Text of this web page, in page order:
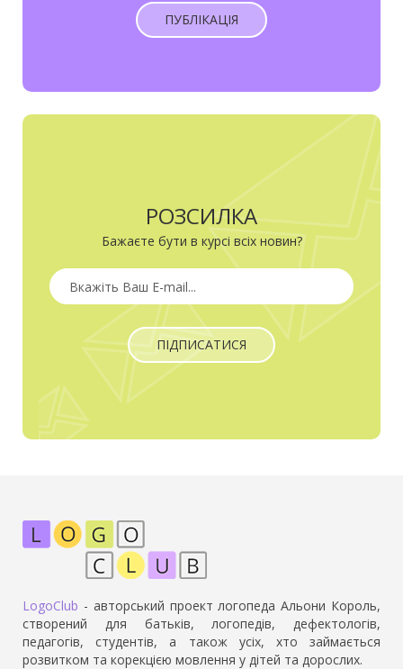
ПУБЛІКАЦІЯ
РОЗСИЛКА
Бажаєте бути в курсі всіх новин?
ПІДПИСАТИСЯ
LogoClub - авторський проект логопеда Альони Король,
створений для батьків, логопедів, дефектологів,
педагогів, студентів, а також усіх, хто займається
розвитком та корекцією мовлення у дітей та дорослих.